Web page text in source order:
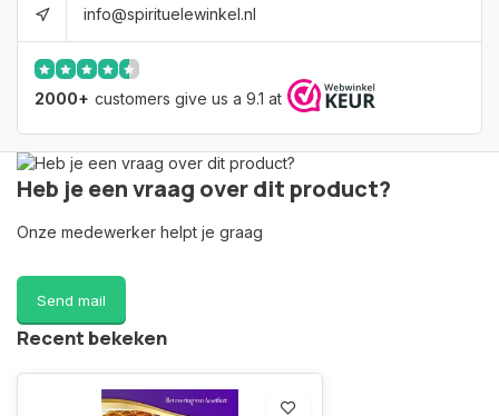
info@spirituelewinkel.nl
2000+ customers give us a 9.1 at
Heb je een vraag over dit product?
Onze medewerker helpt je graag
Send mail
Recent bekeken